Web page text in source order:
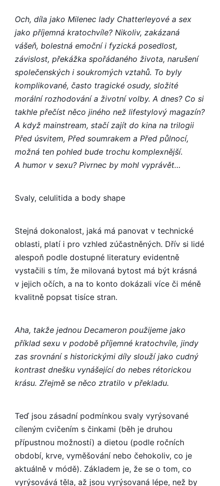
Och, díla jako Milenec lady Chatterleyové a sex
jako příjemná kratochvíle? Nikoliv, zakázaná
vášeň, bolestná emoční i fyzická posedlost,
závislost, překážka spořádaného života, narušení
společenských i soukromých vztahů. To byly
komplikované, často tragické osudy, složité
morální rozhodování a životní volby. A dnes? Co si
takhle přečíst něco jiného než lifestylový magazín?
A když mainstream, stačí zajít do kina na trilogii
Před úsvitem, Před soumrakem a Před půlnocí,
možná ten pohled bude trochu komplexnější.
A humor v sexu? Pivrnec by mohl vyprávět…
Svaly, celulitida a body shape
Stejná dokonalost, jaká má panovat v technické
oblasti, platí i pro vzhled zúčastněných. Dřív si lidé
alespoň podle dostupné literatury evidentně
vystačili s tím, že milovaná bytost má být krásná
v jejich očích, a na to konto dokázali více či méně
kvalitně popsat tisíce stran.
Aha, takže jednou Decameron použijeme jako
příklad sexu v podobě příjemné kratochvíle, jindy
zas srovnání s historickými díly slouží jako cudný
kontrast dnešku vynášející do nebes rétorickou
krásu. Zřejmě se něco ztratilo v překladu.
Teď jsou zásadní podmínkou svaly vyrýsované
cíleným cvičením s činkami (běh je druhou
přípustnou možností) a dietou (podle ročních
období, krve, vyměšování nebo čehokoliv, co je
aktuálně v módě). Základem je, že se o tom, co
vyrýsovává těla, až jsou vyrýsovaná lépe, než by